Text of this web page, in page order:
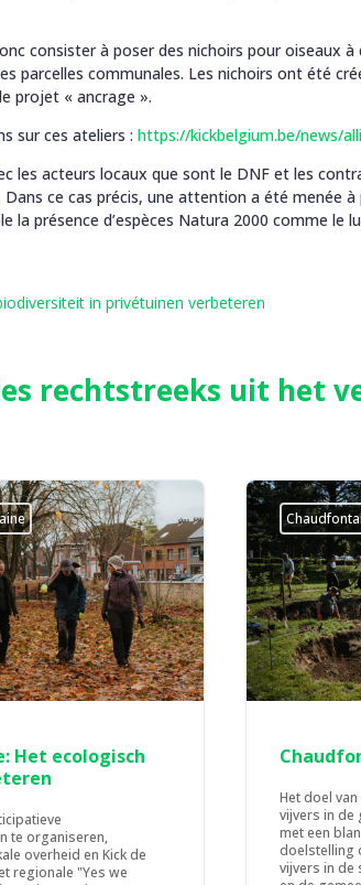
consister à poser des nichoirs pour oiseaux
parcelles communales. Les nichoirs ont été
projet « ancrage ».
sur ces ateliers : https://kickbelgium.be/news/
les acteurs locaux que sont le DNF et les
ce cas précis, une attention a été menée
la présence d’espèces Natura 2000 comme le
in privétuinen verbeteren
rechtstreeks uit het
Het ecologisch
te organiseren,
overheid en Kick de
regionale "Yes we
Het doel
vijvers in de
met een
doelstelling
vijvers in de